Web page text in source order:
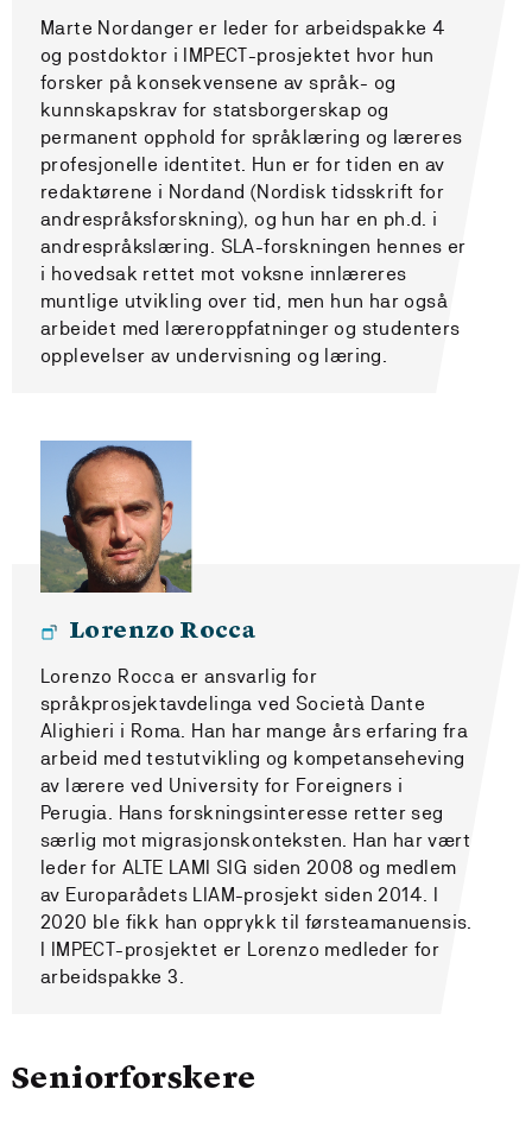
Marte Nordanger er leder for arbeidspakke 4
og postdoktor i IMPECT-prosjektet hvor hun
forsker på konsekvensene av språk- og
kunnskapskrav for statsborgerskap og
permanent opphold for språklæring og læreres
profesjonelle identitet. Hun er for tiden en av
redaktørene i Nordand (Nordisk tidsskrift for
andrespråksforskning), og hun har en ph.d. i
andrespråkslæring. SLA-forskningen hennes er
i hovedsak rettet mot voksne innlæreres
muntlige utvikling over tid, men hun har også
arbeidet med læreroppfatninger og studenters
opplevelser av undervisning og læring.
Lorenzo Rocca
Lorenzo Rocca er ansvarlig for
språkprosjektavdelinga ved Società Dante
Alighieri i Roma. Han har mange års erfaring fra
arbeid med testutvikling og kompetanseheving
av lærere ved University for Foreigners i
Perugia. Hans forskningsinteresse retter seg
særlig mot migrasjonskonteksten. Han har vært
leder for ALTE LAMI SIG siden 2008 og medlem
av Europarådets LIAM-prosjekt siden 2014. I
2020 ble fikk han opprykk til førsteamanuensis.
I IMPECT-prosjektet er Lorenzo medleder for
arbeidspakke 3.
Seniorforskere